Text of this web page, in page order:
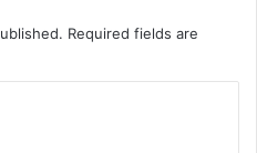
Required fields are